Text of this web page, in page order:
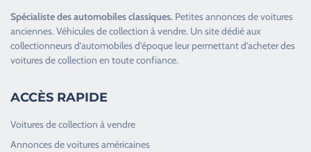
Spécialiste desautomobiles classiques. Petites annonces devoitures
anciennes.Véhicules de collection à vendre. Un site dédié aux
collectionneurs d’automobiles d’époque leur permettant d’acheter des
voitures de collection en toute confiance.
ACCÈS RAPIDE
Voitures de collection à vendre
Annonces de voitures américaines